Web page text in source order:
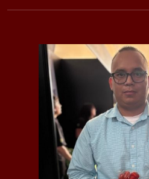
Especificaciones:
Requisitos: Contar
9001:2015 e IATF
Aplicar al
Empresa en
Requiere: